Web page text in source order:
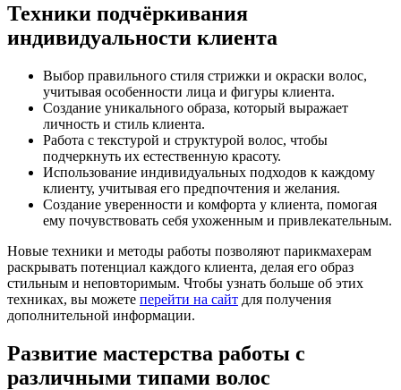
Техники подчёркивания
индивидуальности клиента
Выбор правильного стиля стрижки и окраски волос,
учитывая особенности лица и фигуры клиента.
Создание уникального образа, который выражает
личность и стиль клиента.
Работа с текстурой и структурой волос, чтобы
подчеркнуть их естественную красоту.
Использование индивидуальных подходов к каждому
клиенту, учитывая его предпочтения и желания.
Создание уверенности и комфорта у клиента, помогая
ему почувствовать себя ухоженным и привлекательным.
Новые техники и методы работы позволяют парикмахерам
раскрывать потенциал каждого клиента, делая его образ
стильным и неповторимым. Чтобы узнать больше об этих
техниках, вы можете перейти на сайт для получения
дополнительной информации.
Развитие мастерства работы с
различными типами волос